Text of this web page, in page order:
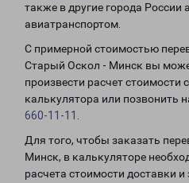
также в другие города
авиатранспортом.
С примерной стоимостью
Старый Оскол - Минск вы
произвести расчет
калькулятора или позвонить
660-11-11
Для того, чтобы заказать
Минск, в калькуляторе
расчета стоимости доставки